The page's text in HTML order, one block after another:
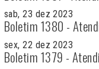
sab, 23 dez 2023
Boletim 1380 -
sex, 22 dez 2023
Boletim 1379 -